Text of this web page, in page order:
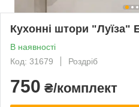
Кухонні штори "Луїза"
В наявності
Код: 31679
Роздріб
750 ₴/комплект